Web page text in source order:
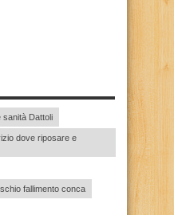
sanità Dattoli
dove riposare e
fallimento conca